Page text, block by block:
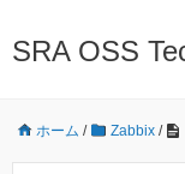
SRA OSS
ホーム / Zabbix /